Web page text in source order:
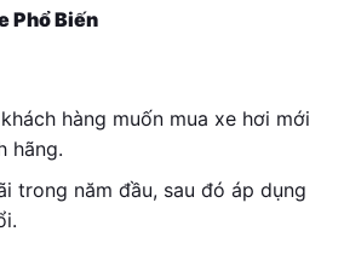
Phổ Biến
hàng muốn mua xe hơi mới
hãng.
trong năm đầu, sau đó áp dụng